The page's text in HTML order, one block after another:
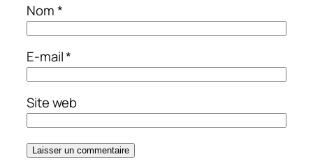
Nom*
E-mail*
Site web